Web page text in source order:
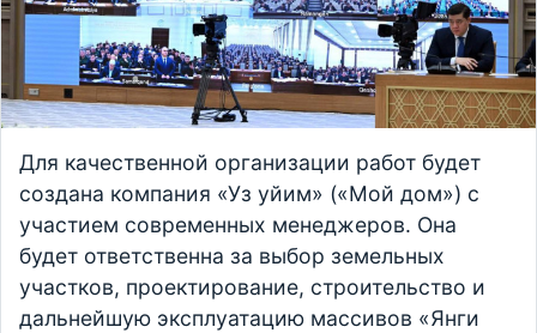
Для качественной организации работ будет
создана компания «Уз уйим» («Мой дом») с
участием современных менеджеров. Она
будет ответственна за выбор земельных
участков, проектирование, строительство и
дальнейшую эксплуатацию массивов «Янги